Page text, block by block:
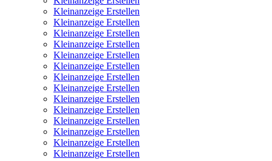
Kleinanzeige Erstellen
Kleinanzeige Erstellen
Kleinanzeige Erstellen
Kleinanzeige Erstellen
Kleinanzeige Erstellen
Kleinanzeige Erstellen
Kleinanzeige Erstellen
Kleinanzeige Erstellen
Kleinanzeige Erstellen
Kleinanzeige Erstellen
Kleinanzeige Erstellen
Kleinanzeige Erstellen
Kleinanzeige Erstellen
Kleinanzeige Erstellen